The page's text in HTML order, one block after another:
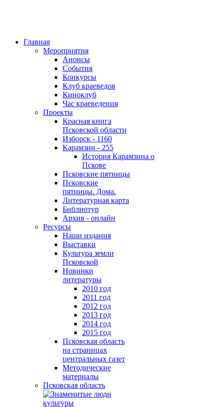
Главная
Мероприятия
Анонсы
События
Конкурсы
Клуб краеведов
Киноклуб
Час краеведения
Проекты
Красная книга
Псковской области
Изборск - 1160
Карамзин - 255
История Карамзина о
Пскове
Псковские пятницы
Псковские
пятницы. Дома.
Литературная карта
Библиотур
Архив - онлайн
Ресурсы
Наши издания
Выставки
Культура земли
Псковской
Новинки
литературы
2010 год
2011 год
2012 год
2013 год
2014 год
2015 год
Псковская область
на страницах
центральных газет
Методические
материалы
Псковская область